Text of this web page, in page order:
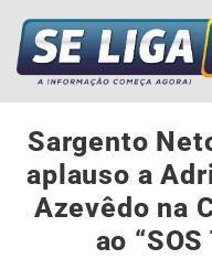
Sargento
aplauso a
Azevêdo na
ao